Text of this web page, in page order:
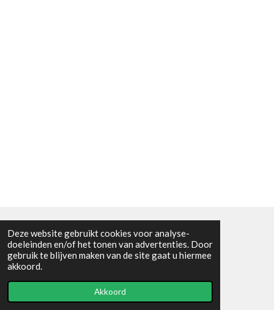
Deze website gebruikt cookies voor analyse-
doeleinden en/of het tonen van advertenties. Door
gebruik te blijven maken van de site gaat u hiermee
akkoord.
Akkoord
Algemene voorwaarden
© 2021 - RC en mineralenshop Het vlinderpad